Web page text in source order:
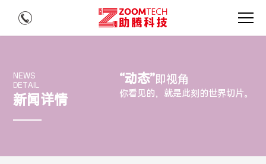
NEWS
DETAIL
新闻详情
“动态”即视角
你看见的，就是此刻的世界切片。